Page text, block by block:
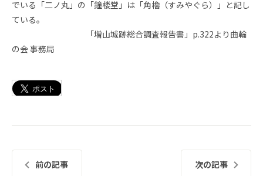
でいる「二ノ丸」の「鐘楼堂」は「角櫓（すみやぐら）」と記し
ている。
「増山城跡総合調査報告書」p.322より曲輪
の会 事務局
前の記事 次の記事